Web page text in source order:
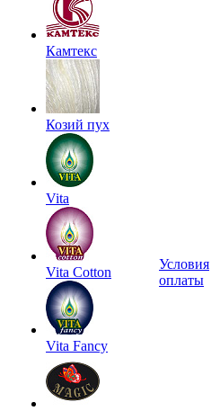
Камтекс
Козий пух
Vita
Vita Cotton
Vita Fancy
Условия
оплаты